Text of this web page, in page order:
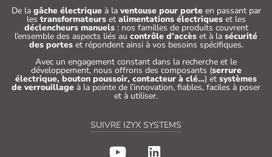
De la gâche électriqueà la ventouse pour porteen passant par
les transformateurset alimentations électriqueset les
déclencheurs manuels: nos familles de produits couvrent
l’ensemble des aspects liés au contrôle d’accès et à la sécurité
des porteset répondent ainsi à vos besoins spécifiques.
Avec un engagement constant dans la recherche et le
développement, nous offrons des composants (serrure
électrique, bouton poussoir, contacteur à clé…) et systèmes
de verrouillage à la pointe de l’innovation, fiables, faciles à poser
et à utiliser.
SUIVRE IZYX SYSTEMS